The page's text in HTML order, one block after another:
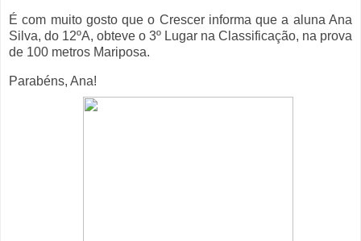
É com muito gosto que o Crescer informa que a aluna Ana
Silva, do 12ºA, obteve o 3º Lugar na Classificação, na prova
de 100 metros Mariposa.
Parabéns, Ana!